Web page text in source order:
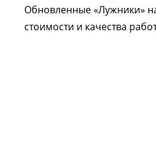
Обновленные «Лужники»
стоимости и качества